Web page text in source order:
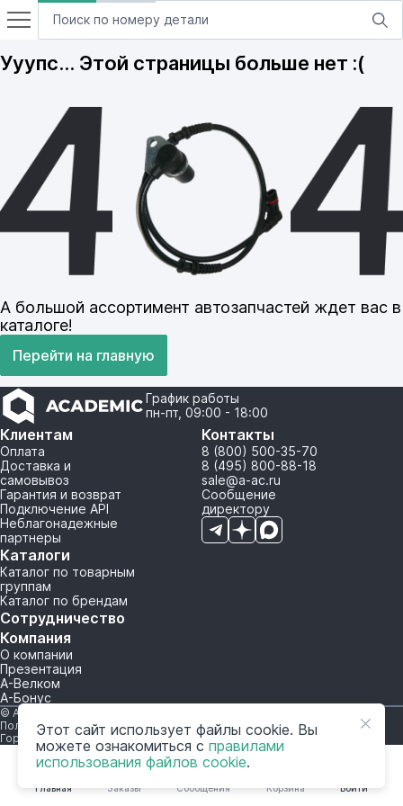
Главная Войти
Заказы Сообщения Корзина
Ууупс… Этой страницы больше нет :(
А большой ассортимент автозапчастей ждет вас в
каталоге!
Перейти на главную
График работы
пн-пт, 09:00 - 18:00
Клиентам
Оплата
Доставка и
самовывоз
Гарантия и возврат
Подключение API
Неблагонадежные
партнеры
Каталоги
Каталог по товарным
группам
Каталог по брендам
Сотрудничество
Компания
О компании
Презентация
А-Велком
А-Бонус
Контакты
8 (800) 500-35-70
8 (495) 800-88-18
sale@a-ac.ru
Сообщение
директору
© A-AC.RU 2015-2026. Все права защищены.
Политика обработки персональных данных
Горячая линия корпоративного регулирования и контроля
Этот сайт использует файлы cookie. Вы
можете ознакомиться с правилами
использования файлов cookie.